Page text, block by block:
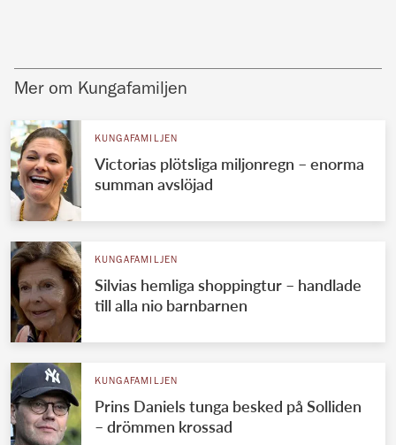
Mer om Kungafamiljen
KUNGAFAMILJEN
Victorias plötsliga miljonregn – enorma
summan avslöjad
KUNGAFAMILJEN
Silvias hemliga shoppingtur – handlade
till alla nio barnbarnen
KUNGAFAMILJEN
Prins Daniels tunga besked på Solliden
– drömmen krossad